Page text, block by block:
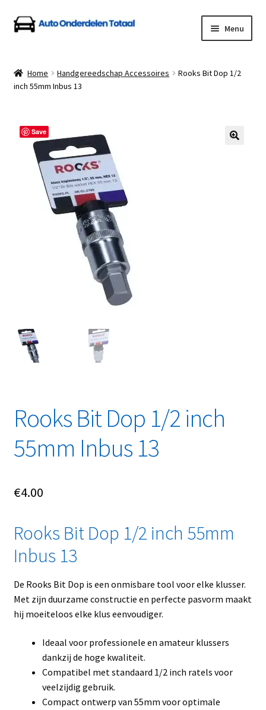
Ga
door
navigatie
Ga
naar
inhoud
Menu
Algemene Voorwaarden
Betalen en Verzenden
Over Ons
Winkelwagen
Home Handgereedschap Accessoires
Rooks Bit Dop 1/2
inch 55mm Inbus 13
Save
Rooks Bit Dop 1/2 inch
55mm Inbus 13
€4.00
Rooks Bit Dop 1/2 inch 55mm
Inbus 13
De Rooks Bit Dop is een onmisbare tool voor elke klusser.
Met zijn duurzame constructie en perfecte pasvorm maakt
hij moeiteloos elke klus eenvoudiger.
Ideaal voor professionele en amateur klussers
dankzij de hoge kwaliteit.
Compatibel met standaard 1/2 inch ratels voor
veelzijdig gebruik.
Compact ontwerp van 55mm voor optimale